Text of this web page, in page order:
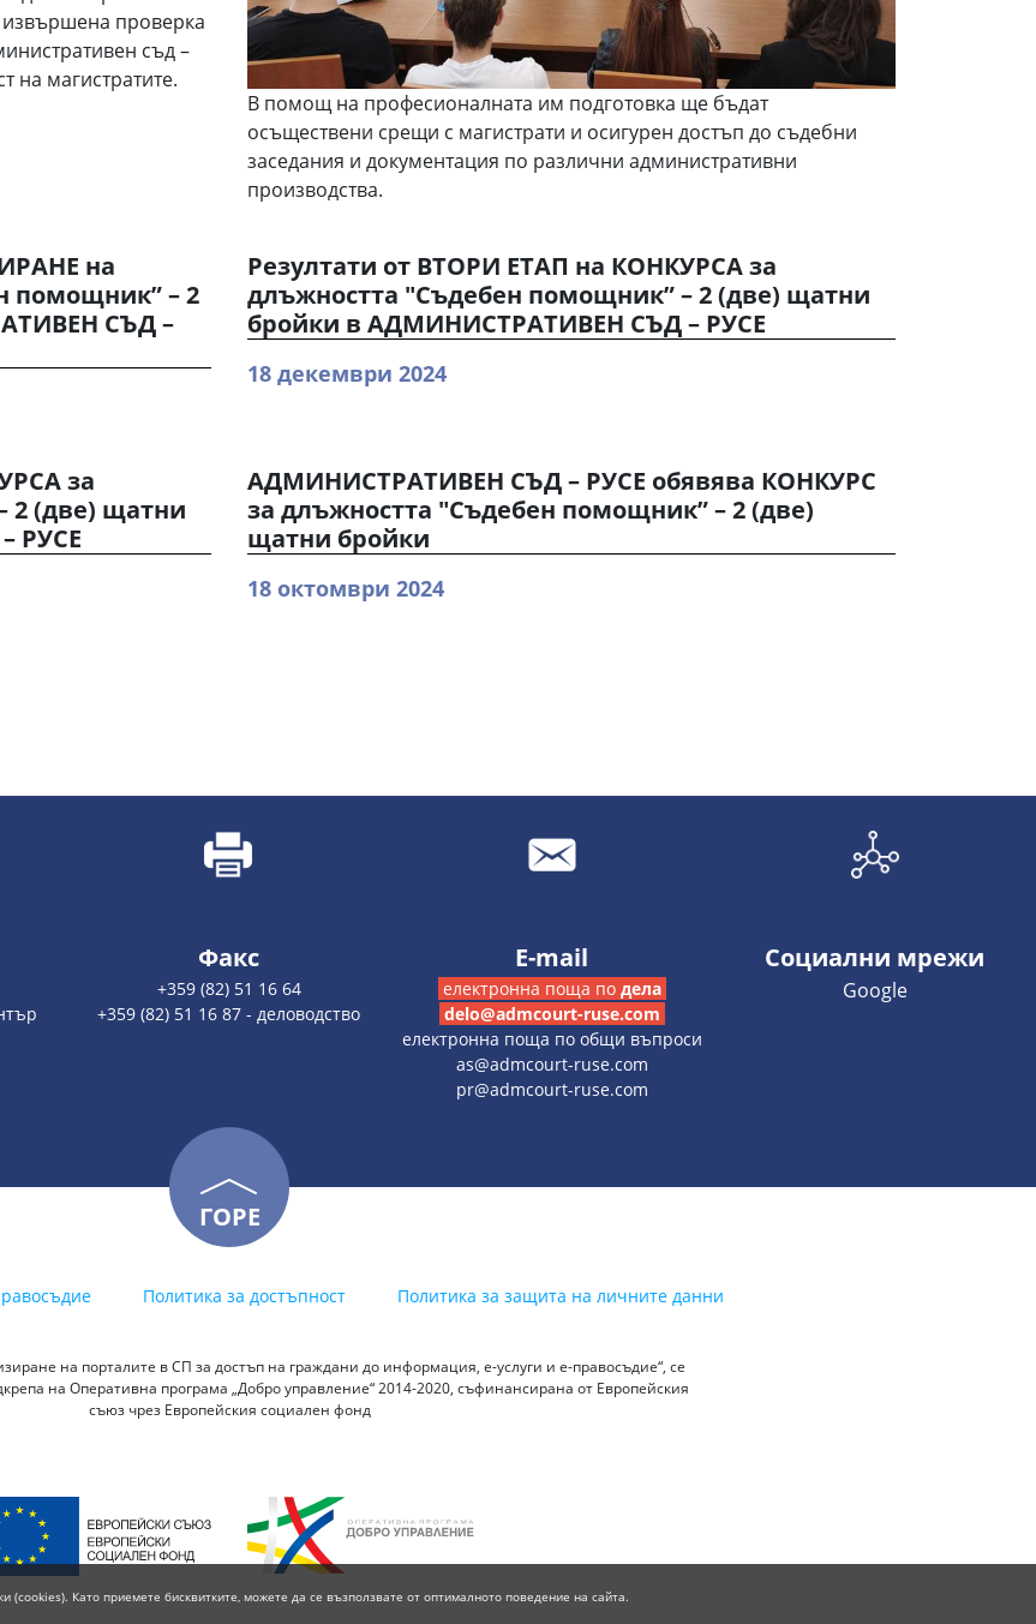
проверка
съд –
на магистратите.
В помощ на професионалната им подготовка ще бъдат
осъществени срещи с магистрати и осигурен достъп до съдебни
заседания и документация по различни административни
производства.
на
помощник” – 2
СЪД –
Резултати от ВТОРИ ЕТАП на КОНКУРСА за
длъжността "Съдебен помощник” – 2 (две) щатни
бройки в АДМИНИСТРАТИВЕН СЪД – РУСЕ
18 декември 2024
за
2 (две) щатни
РУСЕ
АДМИНИСТРАТИВЕН СЪД – РУСЕ обявява КОНКУРС
за длъжността "Съдебен помощник” – 2 (две)
щатни бройки
18 октомври 2024
Факс
+359 (82) 51 16 64
+359 (82) 51 16 87 - деловодство
E-mail
електронна поща по дела
delo@admcourt-ruse.com
електронна поща по общи въпроси
as@admcourt-ruse.com
pr@admcourt-ruse.com
Социални мрежи
Google
ГОРЕ
Политика за достъпност Политика за защита на личните данни
на порталите в СП за достъп на граждани до информация, е-услуги и е-правосъдие“, се
на Оперативна програма „Добро управление“ 2014-2020, съфинансирана от Европейския
съюз чрез Европейския социален фонд
(cookies). Като приемете бисквитките, можете да се възползвате от оптималното поведение на сайта.